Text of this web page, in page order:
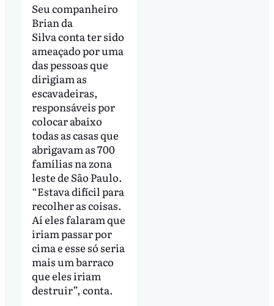
Seu companheiro
Brian da
Silva conta ter sido
ameaçado por uma
das pessoas que
dirigiam as
escavadeiras,
responsáveis por
colocar abaixo
todas as casas que
abrigavam as 700
famílias na zona
leste de São Paulo.
“Estava difícil para
recolher as coisas.
Aí eles falaram que
iriam passar por
cima e esse só seria
mais um barraco
que eles iriam
destruir”, conta.